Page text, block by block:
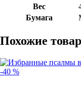
Вес
Бумага
Похожие
-40 %